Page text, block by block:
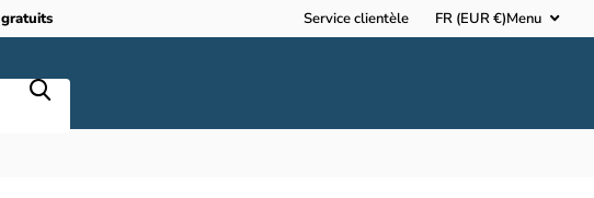
gratuits Service clientèle FR (EUR €)Menu